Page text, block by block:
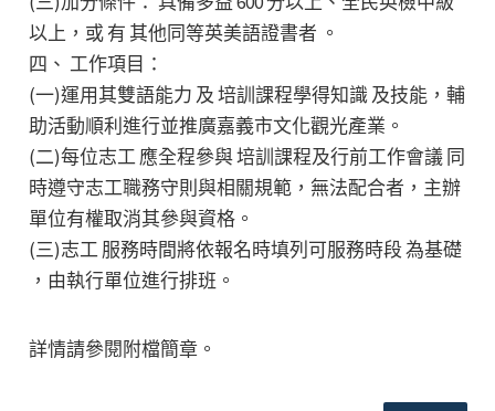
以上，或 有 其他同等英美語證書者 。
四、 工作項目：
(一)運用其雙語能力 及 培訓課程學得知識 及技能，輔
助活動順利進行並推廣嘉義市文化觀光產業。
(二)每位志工 應全程參與 培訓課程及行前工作會議 同
時遵守志工職務守則與相關規範，無法配合者，主辦
單位有權取消其參與資格。
(三)志工 服務時間將依報名時填列可服務時段 為基礎
，由執行單位進行排班。
詳情請參閱附檔簡章。